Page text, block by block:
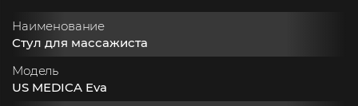
Наименование
Стул для массажиста
Модель
US MEDICA Eva